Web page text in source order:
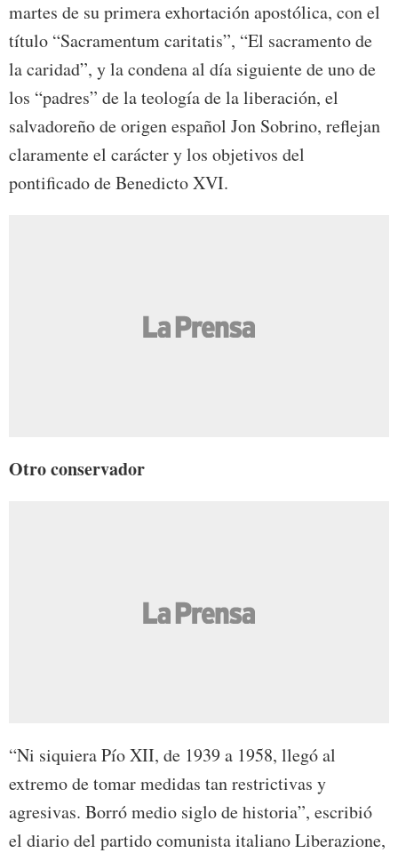
martes de su primera exhortación apostólica, con el
título “Sacramentum caritatis”, “El sacramento de
la caridad”, y la condena al día siguiente de uno de
los “padres” de la teología de la liberación, el
salvadoreño de origen español Jon Sobrino, reflejan
claramente el carácter y los objetivos del
pontificado de Benedicto XVI.
Otro conservador
“Ni siquiera Pío XII, de 1939 a 1958, llegó al
extremo de tomar medidas tan restrictivas y
agresivas. Borró medio siglo de historia”, escribió
el diario del partido comunista italiano Liberazione,